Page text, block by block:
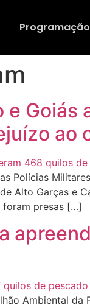
Programação
e
ao
Polícias
Alto Garças e
foram presas […]
Ambiental